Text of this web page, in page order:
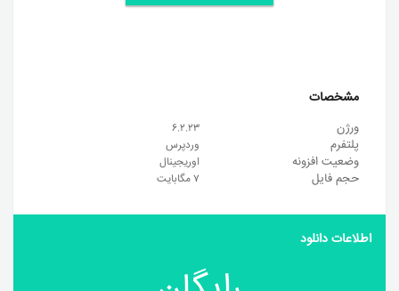
مشخصات
ورژن ۶.۲.۲۳
پلتفرم وردپرس
وضعیت افزونه اوریجینال
حجم فایل ۷ مگابایت
اطلاعات دانلود